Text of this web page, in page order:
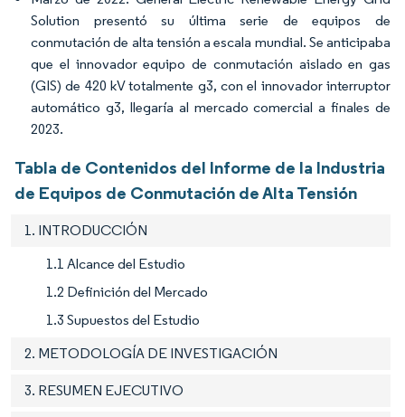
Solution presentó su última serie de equipos de
conmutación de alta tensión a escala mundial. Se anticipaba
que el innovador equipo de conmutación aislado en gas
(GIS) de 420 kV totalmente g3, con el innovador interruptor
automático g3, llegaría al mercado comercial a finales de
2023.
Tabla de Contenidos del Informe de la Industria
de Equipos de Conmutación de Alta Tensión
1. INTRODUCCIÓN
1.1 Alcance del Estudio
1.2 Definición del Mercado
1.3 Supuestos del Estudio
2. METODOLOGÍA DE INVESTIGACIÓN
3. RESUMEN EJECUTIVO